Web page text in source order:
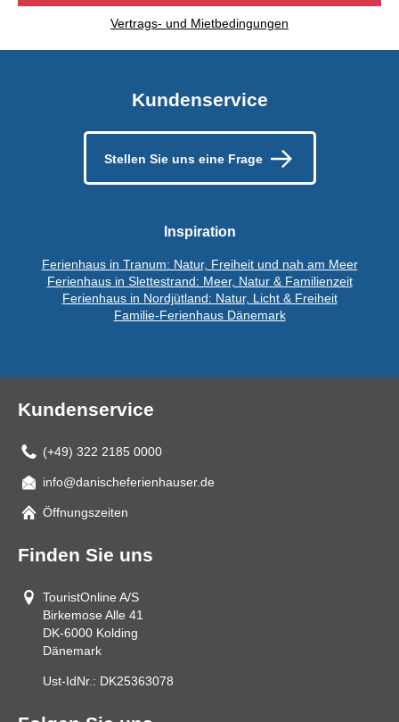
Vertrags- und Mietbedingungen
Kundenservice
Stellen Sie uns eine Frage
Inspiration
Ferienhaus in Tranum: Natur, Freiheit und nah am Meer
Ferienhaus in Slettestrand: Meer, Natur & Familienzeit
Ferienhaus in Nordjütland: Natur, Licht & Freiheit
Familie-Ferienhaus Dänemark
Kundenservice
(+49) 322 2185 0000
Mail
info@danischeferienhauser.de
Öffnungszeiten
Finden Sie uns
TouristOnline A/S
Birkemose Alle 41
DK-6000 Kolding
Dänemark
Ust-IdNr.: DK25363078